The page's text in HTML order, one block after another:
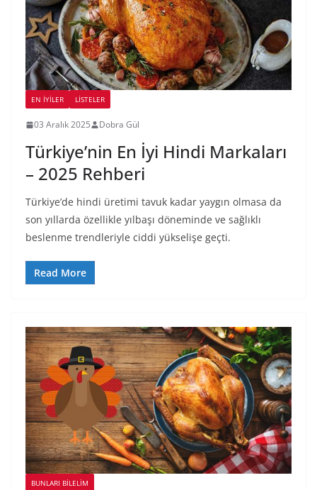
EN İYILER LİSTELER
03 Aralık 2025 Dobra Gül
Türkiye’nin En İyi Hindi Markaları
– 2025 Rehberi
Türkiye’de hindi üretimi tavuk kadar yaygın olmasa da
son yıllarda özellikle yılbaşı döneminde ve sağlıklı
beslenme trendleriyle ciddi yükselişe geçti.
Read More
BUNLARI BILELIM